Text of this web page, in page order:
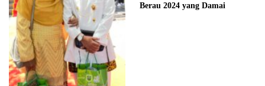
Berau 2024 yang Damai